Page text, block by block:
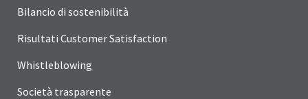
Bilancio di sostenibilità
Risultati Customer Satisfaction
Whistleblowing
Società trasparente